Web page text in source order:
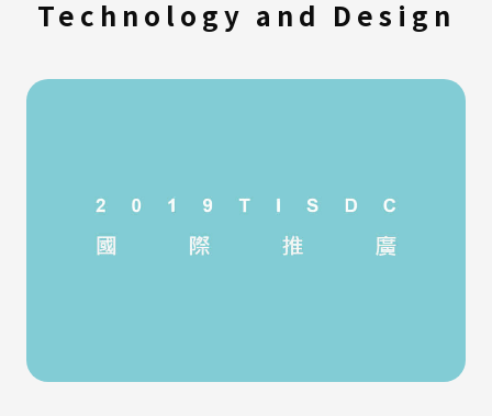
Technology and Design